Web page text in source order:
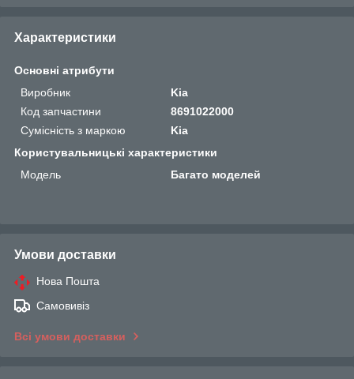
Характеристики
Основні атрибути
Виробник
Kia
Код запчастини
8691022000
Сумісність з маркою
Kia
Користувальницькі характеристики
Мoдель
Багато моделей
Умови доставки
Нова Пошта
Самовивіз
Всі умови доставки